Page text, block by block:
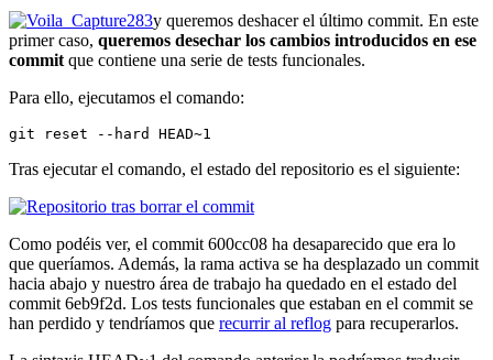
y queremos deshacer el último commit. En este
primer caso, queremos desechar los cambios introducidos en ese
commit que contiene una serie de tests funcionales.
Para ello, ejecutamos el comando:
git reset --hard HEAD~1
Tras ejecutar el comando, el estado del repositorio es el siguiente:
Como podéis ver, el commit 600cc08 ha desaparecido que era lo
que queríamos. Además, la rama activa se ha desplazado un commit
hacia abajo y nuestro área de trabajo ha quedado en el estado del
commit 6eb9f2d. Los tests funcionales que estaban en el commit se
han perdido y tendríamos que recurrir al reflog para recuperarlos.